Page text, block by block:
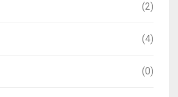
(2)
(4)
(0)